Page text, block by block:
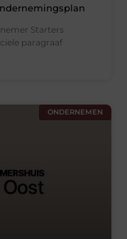
Starters
paragraaf
ONDERNEMEN